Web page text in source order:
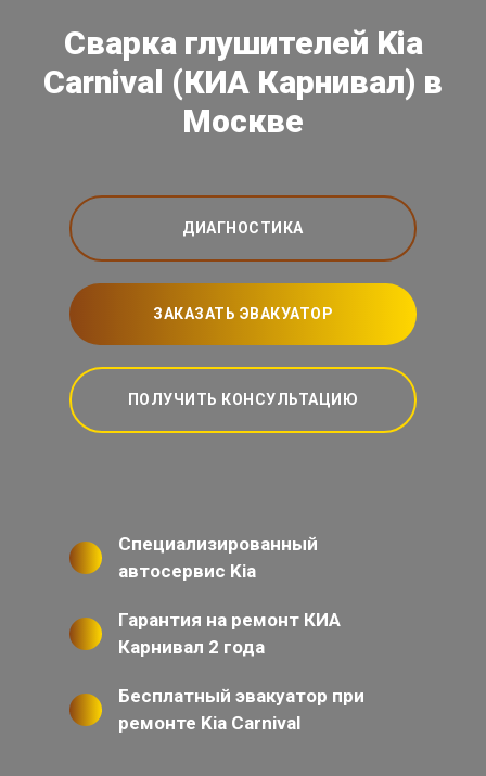
Сварка глушителей Kia
Carnival (КИА Карнивал) в
Москве
ДИАГНОСТИКА
ЗАКАЗАТЬ ЭВАКУАТОР
ПОЛУЧИТЬ КОНСУЛЬТАЦИЮ
Специализированный
автосервис Kia
Гарантия на ремонт КИА
Карнивал 2 года
Бесплатный эвакуатор при
ремонте Kia Carnival